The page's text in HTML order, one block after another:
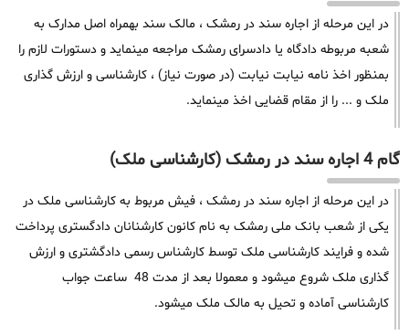
در این مرحله از اجاره سند در رمشک ، مالک سند بهمراه اصل مدارک به
شعبه مربوطه دادگاه یا دادسرای رمشک مراجعه مینماید و دستورات لازم را
بمنظور اخذ نامه نیابت نیابت (در صورت نیاز) ، کارشناسی و ارزش گذاری
ملک و ... را از مقام قضایی اخذ مینماید.
گام 4 اجاره سند در رمشک (کارشناسی ملک)
در این مرحله از اجاره سند در رمشک ، فیش مربوط به کارشناسی ملک در
یکی از شعب بانک ملی رمشک به نام کانون کارشنانان دادگستری پرداخت
شده و فرایند کارشناسی ملک توسط کارشناس رسمی دادگشتری و ارزش
گذاری ملک شروع میشود و معمولا بعد از مدت 48 ساعت جواب
کارشناسی آماده و تحیل به مالک ملک میشود.